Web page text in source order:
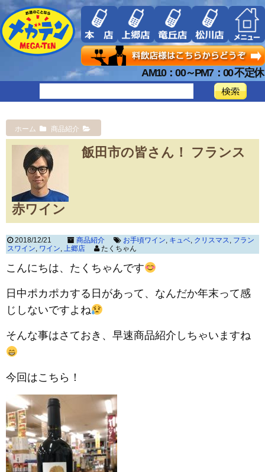
AM10：00～PM7：00 不定休
ホーム 商品紹介
飯田市の皆さん！ フランス
赤ワイン
2018/12/21 商品紹介 お手頃ワイン, キュベ, クリスマス, フラン
スワイン, ワイン, 上郷店 たくちゃん
こんにちは、たくちゃんです
日中ポカポカする日があって、なんだか年末って感
じしないですよね
そんな事はさておき、早速商品紹介しちゃいますね
今回はこちら！